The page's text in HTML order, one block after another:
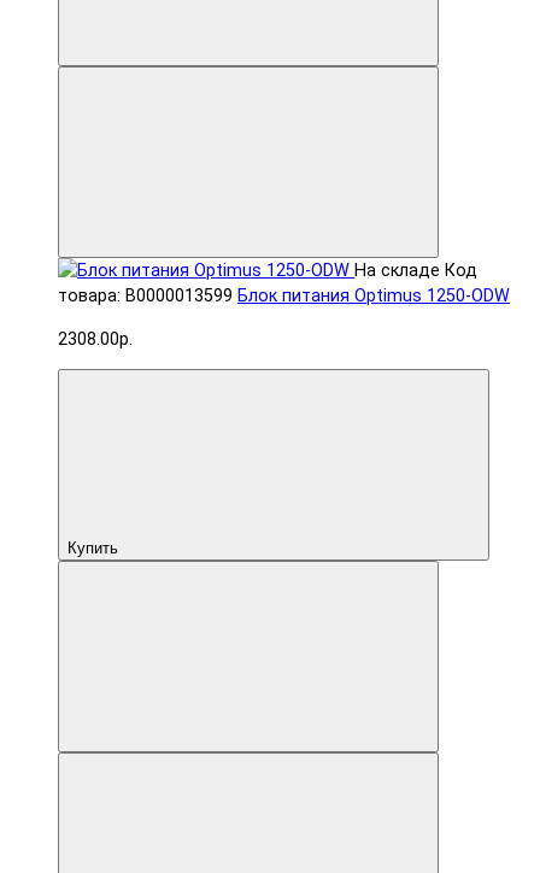
На складе Код
товара: В0000013599 Блок питания Optimus 1250-ODW
2308.00р.
Купить